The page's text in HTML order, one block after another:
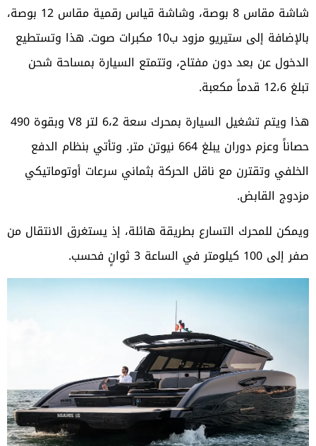
شاشة مقاس 8 بوصة، وشاشة قياس رقمية مقاس 12 بوصة،
بالإضافة إلى ستيريو مزود ب10 مكبرات صوت. هذا وتستطيع
الدخول عن بعد دون مفتاح، وتتمتع السيارة بمساحة شحن
تبلغ 12،6 قدماً مكعبة.
هذا ويتم تشغيل السيارة بمحرك سعة 6،2 لتر V8 وبقوة 490
حصاناً وعزم دوران يبلغ 664 نيوتن متر. وتأتي بنظام الدفع
الخلفي وتقترن مع ناقل الحركة بثماني سرعات أوتوماتيكي
مزدوج القابض.
ويمكن للمحرك التسارع بطريقة هائلة، إذ يستغرق الانتقال من
صفر إلى 100 كيلومتر في الساعة 3 ثوانٍ فحسب.